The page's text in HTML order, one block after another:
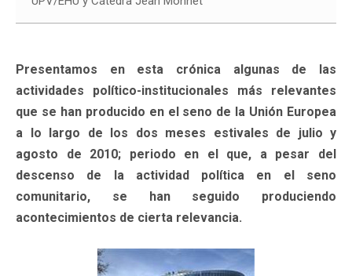
Presentamos en esta crónica algunas de las
actividades político-institucionales más relevantes
que se han producido en el seno de la Unión Europea
a lo largo de los dos meses estivales de julio y
agosto de 2010; periodo en el que, a pesar del
descenso de la actividad política en el seno
comunitario, se han seguido produciendo
acontecimientos de cierta relevancia.